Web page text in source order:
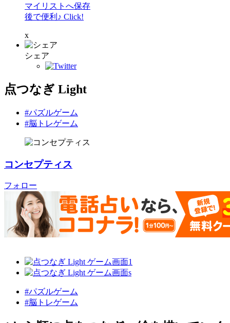
マイリストへ保存
後で便利♪ Click!
x
シェア
点つなぎ Light
#パズルゲーム
#脳トレゲーム
コンセプティス
フォロー
#パズルゲーム
#脳トレゲーム